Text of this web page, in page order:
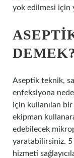
yok edilmesi için
Aseptik teknik,
enfeksiyona
için kullanılan
ekipman
edebilecek
yaratabilirsiniz.
hizmeti